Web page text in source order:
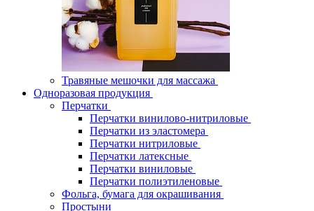
Травяные мешочки для массажа
Одноразовая продукция
Перчатки
Перчатки винилово-нитриловые
Перчатки из эластомера
Перчатки нитриловые
Перчатки латексные
Перчатки виниловые
Перчатки полиэтиленовые
Фольга, бумага для окрашивания
Простыни